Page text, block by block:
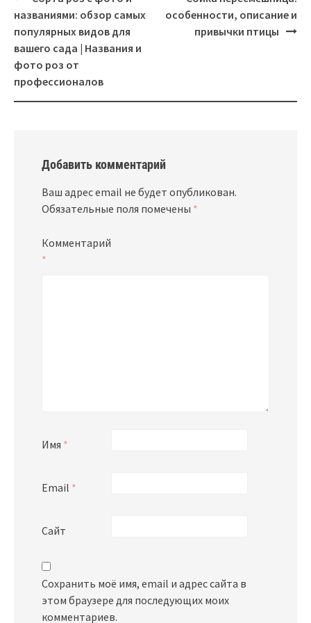
названиями: обзор самых
популярных видов для
вашего сада | Названия и
фото роз от
профессионалов
особенности, описание и
привычки птицы
Добавить комментарий
Ваш адрес email не будет опубликован.
Обязательные поля помечены *
Комментарий
*
Имя *
Email *
Сайт
Сохранить моё имя, email и адрес сайта в
этом браузере для последующих моих
комментариев.